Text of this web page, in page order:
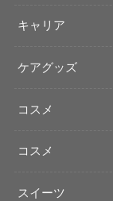
キャリア
ケアグッズ
コスメ
コスメ
スイーツ